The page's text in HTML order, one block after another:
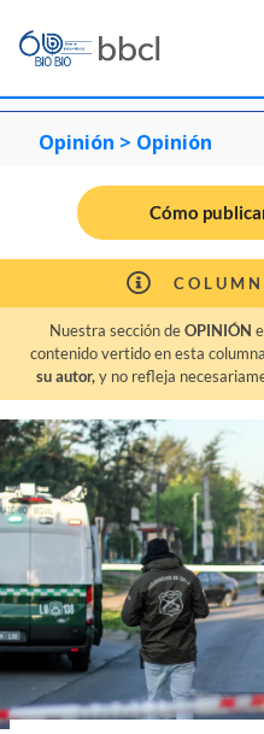
Opinión > Opinión
Cómo
Nuestra sección deOPINIÓN
contenido vertido en esta
su autor,y no refleja